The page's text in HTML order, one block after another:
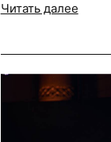
Читать далее